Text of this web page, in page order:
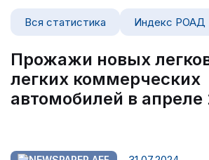
Вся статистика Индекс РОАД
Прожажи новых
легких коммерческих
автомобилей в апреле